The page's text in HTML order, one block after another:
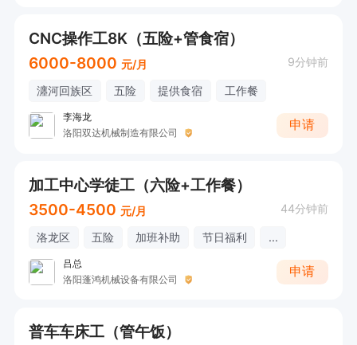
CNC操作工8K（五险+管食宿）
6000-8000 元/月 9分钟前
瀍河回族区 五险 提供食宿 工作餐
李海龙
洛阳双达机械制造有限公司
申请
加工中心学徒工（六险+工作餐）
3500-4500 元/月 44分钟前
洛龙区 五险 加班补助 节日福利 ...
吕总
洛阳蓬鸿机械设备有限公司
申请
普车车床工（管午饭）